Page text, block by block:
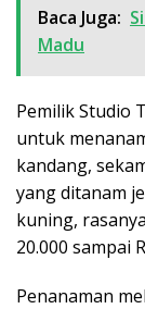
Baca Juga:
Madu
Pemilik Studio
untuk
kandang,
yang ditanam
kuning,
20.000 sampai
Penanaman